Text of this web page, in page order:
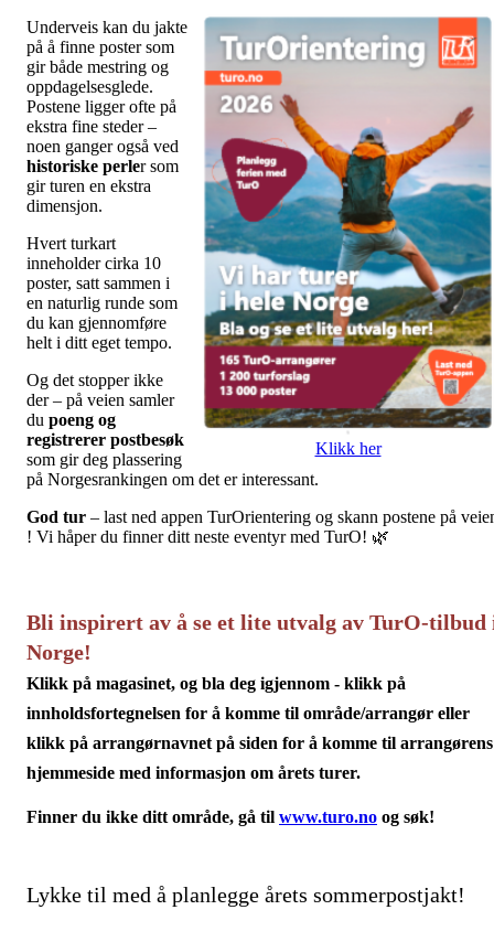
Klikk her
Underveis kan du jakte
på å finne poster som
gir både mestring og
oppdagelsesglede.
Postene ligger ofte på
ekstra fine steder –
noen ganger også ved
historiske perler som
gir turen en ekstra
dimensjon.
Hvert turkart
inneholder cirka 10
poster, satt sammen i
en naturlig runde som
du kan gjennomføre
helt i ditt eget tempo.
Og det stopper ikke
der – på veien samler
du poeng og
registrerer postbesøk
som gir deg plassering
på Norgesrankingen om det er interessant.
God tur – last ned appen TurOrientering og skann postene på
! Vi håper du finner ditt neste eventyr med TurO! 🌿
Bli inspirert av å se et lite utvalg av TurO-tilbud
Norge!
Klikk på magasinet, og bla deg igjennom - klikk på
innholdsfortegnelsen for å komme til område/arrangør eller
klikk på arrangørnavnet på siden for å komme til arrangørens
hjemmeside med informasjon om årets turer.
Finner du ikke ditt område, gå til www.turo.no og søk!
Lykke til med å planlegge årets sommerpostjakt!